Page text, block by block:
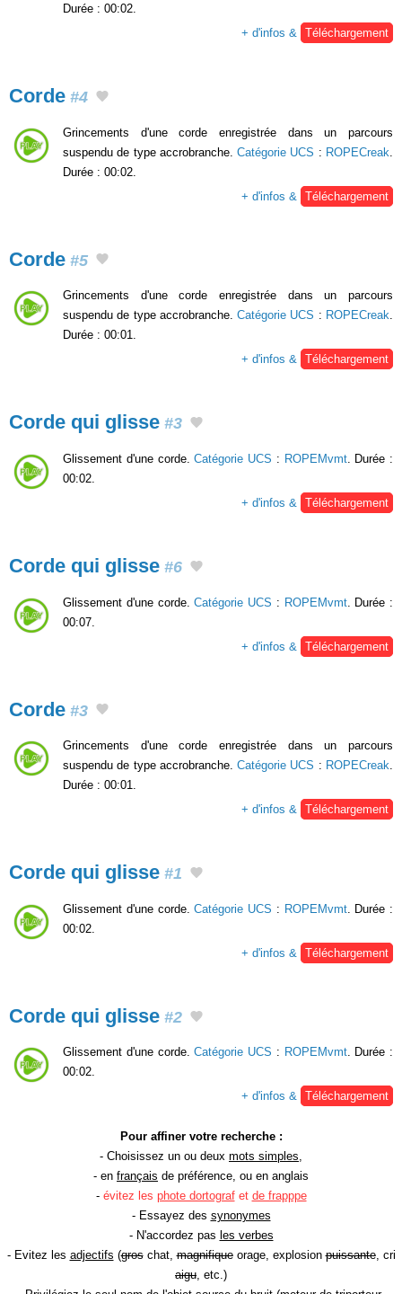
Durée : 00:02.
+ d'infos &
Téléchargement
Corde #4
Grincements d'une corde enregistrée dans un parcours
suspendu de type accrobranche.Catégorie UCS : ROPECreak
Durée : 00:02.
+ d'infos &
Téléchargement
Corde #5
Grincements d'une corde enregistrée dans un parcours
suspendu de type accrobranche.Catégorie UCS : ROPECreak.
Durée : 00:01.
+ d'infos & Téléchargement
Corde qui glisse #3
Glissement d'une corde.Catégorie UCS : ROPEMvmt. Durée :
00:02.
+ d'infos &
Téléchargement
Corde qui glisse #6
Glissement d'une corde.Catégorie UCS : ROPEMvmt. Durée :
00:07.
+ d'infos &
Téléchargement
Corde #3
Grincements d'une corde enregistrée dans un parcours
suspendu de type accrobranche.Catégorie UCS : ROPECreak.
Durée : 00:01.
+ d'infos & Téléchargement
Corde qui glisse #1
Glissement d'une corde.Catégorie UCS : ROPEMvmt. Durée :
00:02.
+ d'infos &
Téléchargement
Corde qui glisse #2
Glissement d'une corde.Catégorie UCS : ROPEMvmt. Durée :
00:02.
+ d'infos & Téléchargement
Pour affiner votre recherche :
- Choisissez un ou deux mots simples,
- en français de préférence, ou en anglais
- évitez les phote dortografet de frapppe
- Essayez des synonymes
- N'accordez pas les verbes
- Evitez les adjectifs (groschat,magnifiqueorage, explosionpuissante, cri
aigu, etc.)